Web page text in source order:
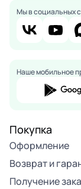
Мы в социальных
Наше мобильное
Покупка
Оформление
Возврат и
Получение